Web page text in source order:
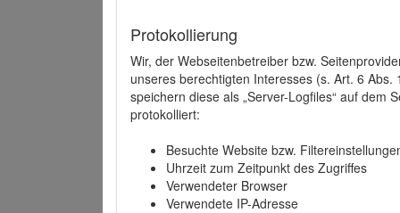
Protokollierung
Wir, der Webseitenbetreiber bzw.
unseres berechtigten Interesses (s. Art. 6
speichern diese als „Server-Logfiles“ auf dem
protokolliert:
Besuchte Website bzw.
Uhrzeit zum Zeitpunkt des Zugriffes
Verwendeter Browser
Verwendete IP-Adresse